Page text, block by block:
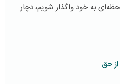
به خود واگذار شویم، دچار
حق